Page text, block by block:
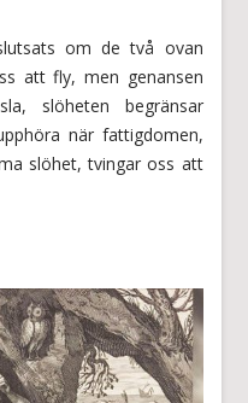
om de två ovan
att fly, men genansen
slöheten begränsar
när fattigdomen,
slöhet, tvingar oss att